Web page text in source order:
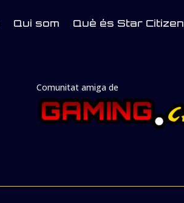
Qui som Què és Star Citizen
Comunitat amiga de